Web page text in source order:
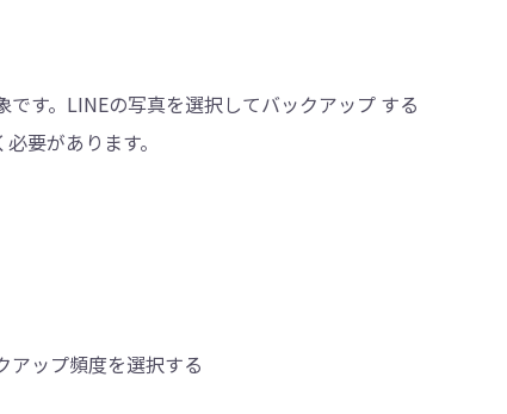
す。LINEの写真を選択してバックアップ する
要があります。
アップ頻度を選択する